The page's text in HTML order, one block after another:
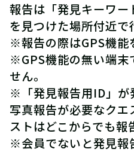
報告は「発見キーワー
を見つけた場所付近で
※報告の際はGPS機能
※GPS機能の無い端末
せん。
※「発見報告用ID」が
写真報告が必要なク
ストはどこからでも報
※会員でないと発見報